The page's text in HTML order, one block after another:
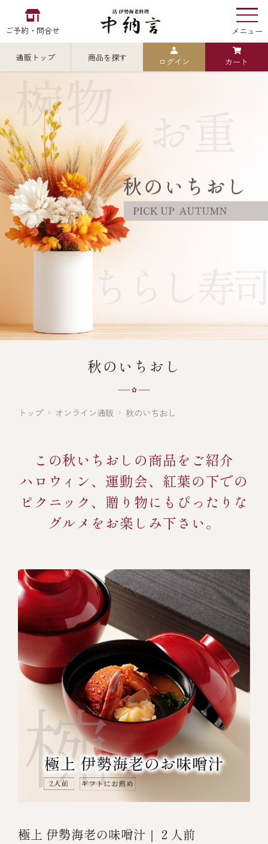
ご予約・問合せ メニュー
中納言の伊勢海老
用途・シーン
二次会
レストラン
(造り/焼物/蒸し/ボイル伊勢海老)
(ごちそう重/誕生日重/還暦重/お食い初め重)
(生おせち/おせち冷凍)
(中納言/鉄板焼ひかり)
（中納言厨房）
弁当宅配・仕出し
製薬会社・MR
企業情報
プライバシーポリシー
採用情報
ご意見・お問合せ
取引先エントリー
通販トップ 商品を探す
カテゴリから探す
伊勢海老
全ての商品を見る
お造り（お刺身）
蒸し
ボイル伊勢海老
ごちそう重
還暦重
誕生日重
生おせち
おせち冷凍
海鮮ＢＢＱ
スープ・スープカレー
お味噌汁
レストラン商品
鉄板焼ひかり
中納言
お弁当（冷凍）
その他
ギフト/贈り物
価格で探す
～￥2,999
￥3,000～￥4,999
ログイン カート
秋のいちおし
トップ オンライン通販 秋のいちおし
この秋いちおしの商品をご紹介
ハロウィン、運動会、紅葉の下での
ピクニック、贈り物にもぴったりな
グルメをお楽しみ下さい。
極上 伊勢海老の味噌汁｜２人前